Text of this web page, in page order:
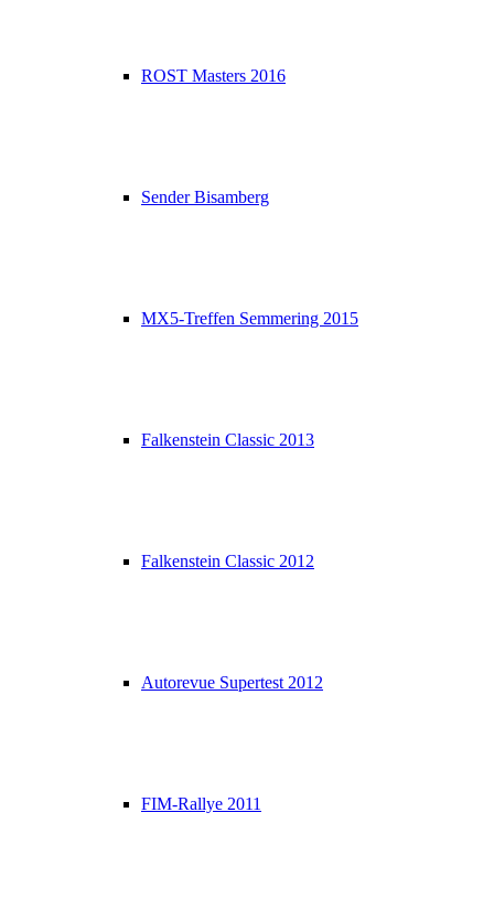
ROST Masters 2016
Sender Bisamberg
MX5-Treffen Semmering 2015
Falkenstein Classic 2013
Falkenstein Classic 2012
Autorevue Supertest 2012
FIM-Rallye 2011